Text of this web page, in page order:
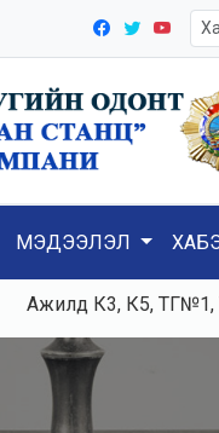
МЭДЭЭЛЭЛ
Ажилд К3, К5, ТГ№1,